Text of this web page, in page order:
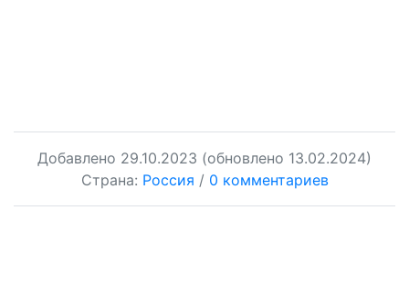
Добавлено 29.10.2023 (обновлено 13.02.2024)
Страна: Россия / 0 комментариев